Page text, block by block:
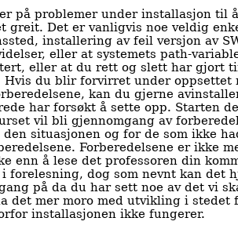
på problemer under installasjon til
greit. Det er vanligvis noe veldig
installering av feil versjon av
eller at systemets path-
eller at du rett og slett har gjort
Hvis du blir forvirret under oppsettet
kan du gjerne
har forsøkt å sette opp. Starten
vil bli gjennomgang av
den situasjonen og for de som ikke
Forberedelsene er ikke
enn å lese det professoren din
forelesning, dog som nevnt kan det
på da du har sett noe av det vi
det mer moro med utvikling i stedet
installasjonen ikke fungerer.